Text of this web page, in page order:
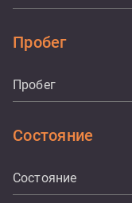
Пробег
Пробег
Состояние
Состояние